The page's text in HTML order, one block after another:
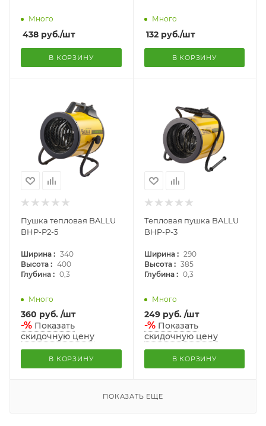
Много
438 руб./шт
В КОРЗИНУ
Много
132руб./шт
В КОРЗИНУ
Пушка тепловая BALLU
BHP-P2-5
Ширина : 340
Высота : 400
Глубина : 0,3
Много
360 руб. /шт
-% Показать
скидочную цену
В КОРЗИНУ
Тепловая пушка BALLU
BHP-P-3
Ширина : 290
Высота : 385
Глубина : 0,3
Много
249руб. /шт
-%Показать
скидочную цену
В КОРЗИНУ
ПОКАЗАТЬ ЕЩЕ